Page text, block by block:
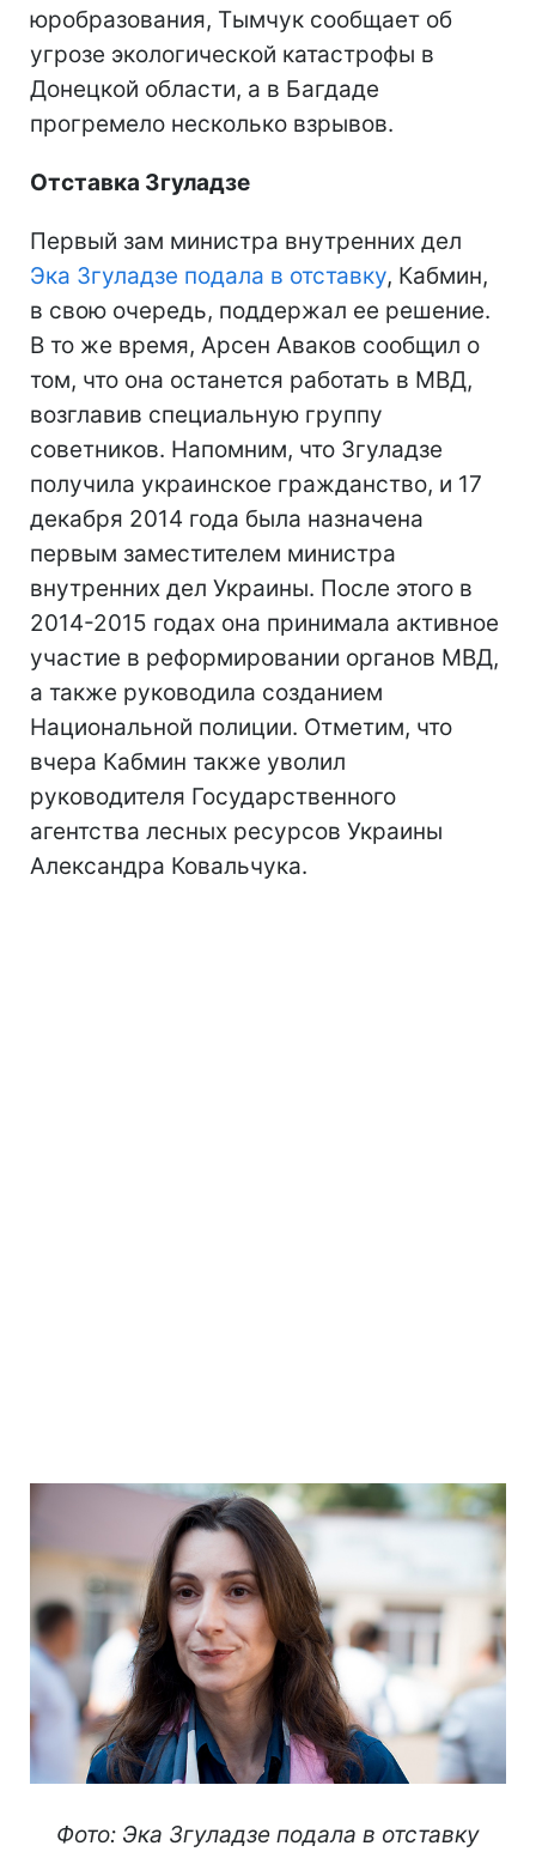
юробразования, Тымчук сообщает об
угрозе экологической катастрофы в
Донецкой области, а в Багдаде
прогремело несколько взрывов.
Отставка Згуладзе
Первый зам министра внутренних дел
Эка Згуладзе подала в отставку, Кабмин,
в свою очередь, поддержал ее решение.
В то же время, Арсен Аваков сообщил о
том, что она останется работать в МВД,
возглавив специальную группу
советников. Напомним, что Згуладзе
получила украинское гражданство, и 17
декабря 2014 года была назначена
первым заместителем министра
внутренних дел Украины. После этого в
2014-2015 годах она принимала активное
участие в реформировании органов МВД,
а также руководила созданием
Национальной полиции. Отметим, что
вчера Кабмин также уволил
руководителя Государственного
агентства лесных ресурсов Украины
Александра Ковальчука.
Фото: Эка Згуладзе подала в отставку